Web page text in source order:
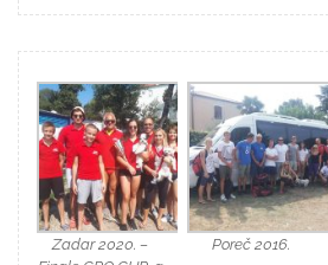
Zadar 2020. –
Poreč 2016.